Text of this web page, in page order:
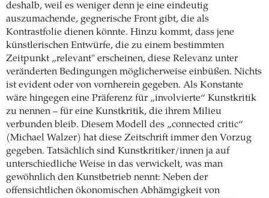
deshalb, weil es weniger denn je eine eindeutig
auszumachende, gegnerische Front gibt, die als
Kontrastfolie dienen könnte. Hinzu kommt, dass jene
künstlerischen Entwürfe, die zu einem bestimmten
Zeitpunkt „relevant" erscheinen, diese Relevanz unter
veränderten Bedingungen möglicherweise einbüßen. Nichts
ist evident oder von vornherein gegeben. Als Konstante
wäre hingegen eine Präferenz für „involvierte“ Kunstkritik
zu nennen – für eine Kunstkritik, die ihrem Milieu
verbunden bleib. Diesem Modell des „connected critic“
(Michael Walzer) hat diese Zeitschrift immer den Vorzug
gegeben. Tatsächlich sind Kunstkritiker/innen ja auf
unterschiedliche Weise in das verwickelt, was man
gewöhnlich den Kunstbetrieb nennt: Neben der
offensichtlichen ökonomischen Abhämgigkeit von